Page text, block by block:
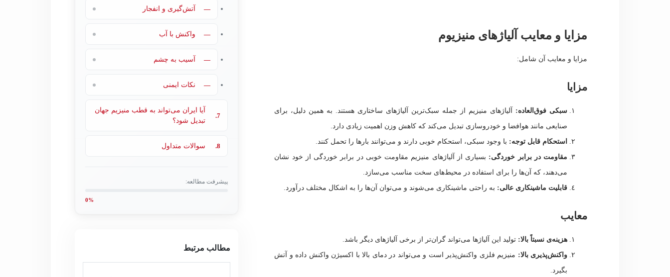
— آتش‌گیری و انفجار
— واکنش با آب
— آسیب به چشم
— نکات ایمنی
7.
آیا ایران می‌تواند به قطب منیزیم جهان
تبدیل شود؟
8. سوالات متداول
پیشرفت مطالعه:
0%
مطالب مرتبط
مزایا و معایب آلیاژهای منیزیوم
مزایا و معایب آن شامل:
مزایا
سبکی فوق‌العاده: آلیاژهای منیزیم از جمله سبک‌ترین آلیاژهای ساختاری هستند. به همین دلیل، برای
صنایعی مانند هوافضا و خودروسازی تبدیل می‌کند که کاهش وزن اهمیت زیادی دارد.
استحکام قابل توجه: با وجود سبکی، استحکام خوبی دارند و می‌توانند بارها را تحمل کنند.
مقاومت در برابر خوردگی: بسیاری از آلیاژهای منیزیم مقاومت خوبی در برابر خوردگی از خود نشان
می‌دهند، که آن‌ها را برای استفاده در محیط‌های سخت مناسب می‌سازد.
قابلیت ماشینکاری عالی: به راحتی ماشینکاری می‌شوند و می‌توان آن‌ها را به اشکال مختلف درآورد.
معایب
هزینه‌ی نسبتاً بالا: تولید این آلیاژها می‌تواند گران‌تر از برخی آلیاژهای دیگر باشد.
واکنش‌پذیری بالا: منیزیم فلزی واکنش‌پذیر است و می‌تواند در دمای بالا با اکسیژن واکنش داده و آتش
بگیرد.